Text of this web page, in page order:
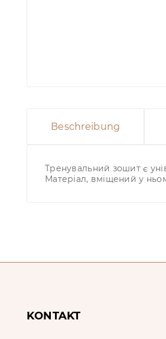
Beschreibung
Тренувальний зошит є
Матеріал, вміщений у
KONTAKT